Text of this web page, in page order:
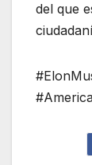
del que